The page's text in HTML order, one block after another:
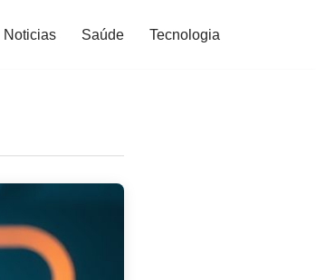
Noticias Saúde Tecnologia